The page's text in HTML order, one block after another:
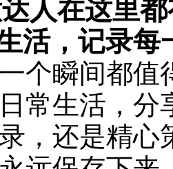
人在这里
活，记录每
个瞬间都值
常生活，分
，还是精心